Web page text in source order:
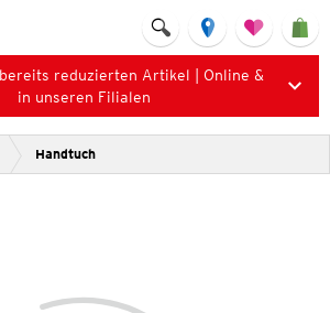
reduzierten Artikel | Online &
in unseren Filialen
Handtuch